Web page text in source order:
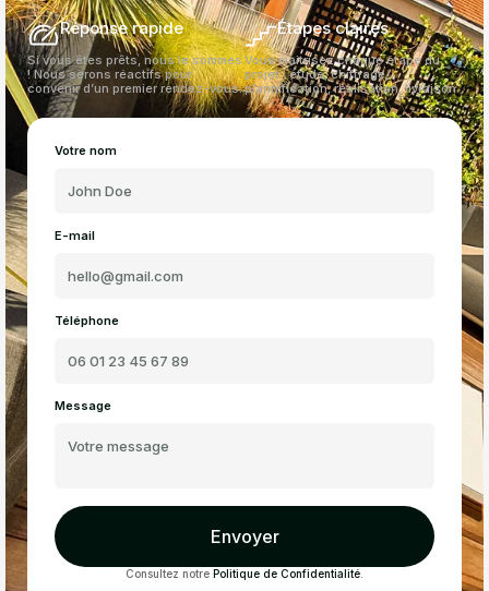
Réponse rapide
Si vous êtes prêts, nous le sommes
! Nous serons réactifs pour
convenir d’un premier rendez-vous.
Étapes claires
Vous maitrisez chaque étape du
projet : étude, chiffrage,
plannification, réalisation, livraison.
Votre nom
E-mail
Téléphone
Message
Envoyer
Consultez notre Politique de Confidentialité